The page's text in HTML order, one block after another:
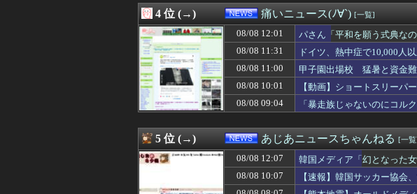
08/08 10:55
韓国のCPTPP加盟への課題を関西外大教
08/08 10:54
"テレビ大好き"高齢者の｢テレビ離れ｣が始
08/08 10:43
ロケットナウで唐揚げ丼頼んだ
08/08 10:40
中国、三峡ダムが全開放流。長江流域で
08/08 10:40
インフルエンサー「20歳でアルファード
08/08 10:40
【再入館問題】イオン「ハビタとのやり
08/08 10:38
【悲報】蓮舫さん、Xリポスト欄が高市批
08/08 10:30
【朗報】見せブラ、流行る。
08/08 10:30
ゲーム業界ご用達のフォント、年間料金
08/08 10:26
中国海警局と中国海軍の船が衝突で2人
08/08 10:17
【悲報】コメ卸の利益、めちゃくちゃ減る
08/08 10:15
永久追放が待たれる 〜 韓国サッカー協
【必見動画】手術中に熊本地震発生…熊
【謎】サウジ・パキスタン・トルコが軍
4 位 (→) 痛いニュース(ﾉ∀`) [一覧]
08/08 12:01
パさん「平和を願う式典な
08/08 11:31
ドイツ、熱中症で10,000人
08/08 11:00
甲子園出場校 猛暑と資金
08/08 10:01
【動画】ショートスリーパ
08/08 09:04
「暴走族じゃないのにコ
5 位 (→) あじあニュースちゃんねる [一覧]
08/08 12:07
韓国メディア「幻となった
08/08 10:07
【速報】韓国サッカー協会